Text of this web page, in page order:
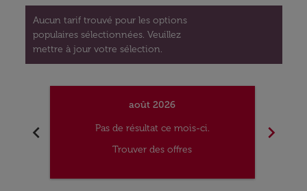
Aucun tarif trouvé pour les options
populaires sélectionnées. Veuillez
mettre à jour votre sélection.
chevron_left
août 2026
Pas de résultat ce mois-ci.
Trouver des offres
chevron_right